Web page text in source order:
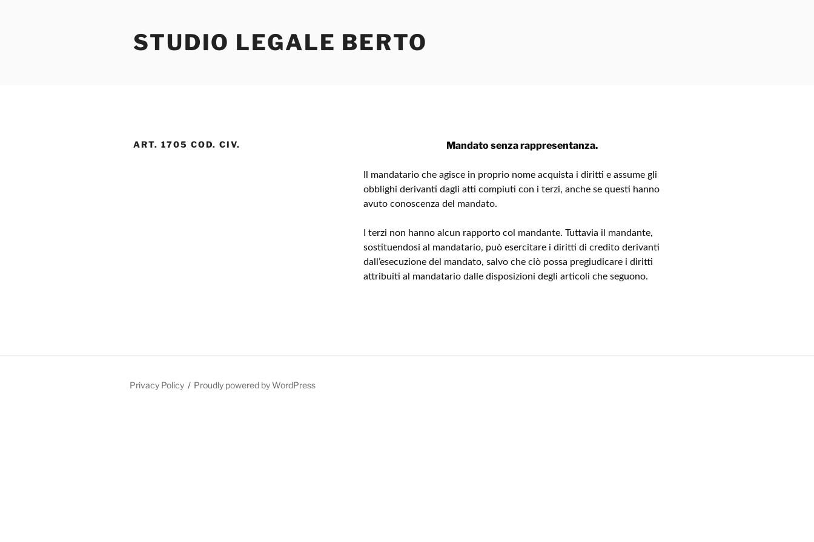
STUDIO LEGALE BERTO
ART. 1705 COD. CIV. Mandato senza rappresentanza.
Il mandatario che agisce in proprio nome acquista i diritti e assume gli
obblighi derivanti dagli atti compiuti con i terzi, anche se questi hanno
avuto conoscenza del mandato.
I terzi non hanno alcun rapporto col mandante. Tuttavia il mandante,
sostituendosi al mandatario, può esercitare i diritti di credito derivanti
dall’esecuzione del mandato, salvo che ciò possa pregiudicare i diritti
attribuiti al mandatario dalle disposizioni degli articoli che seguono.
Privacy Policy Proudly powered by WordPress